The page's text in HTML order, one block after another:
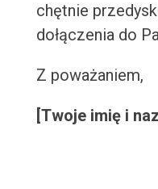
chętnie
dołączenia do
Z poważaniem,
[Twoje imię i